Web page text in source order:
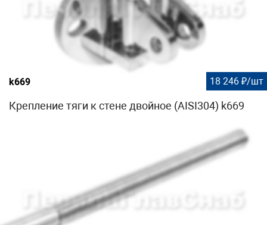
k669 18 246 ₽/шт
Крепление тяги к стене двойное (AISI304) k669